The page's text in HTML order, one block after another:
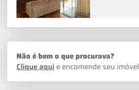
Não é bem o que procurava?
Clique aqui e encomende seu imóvel